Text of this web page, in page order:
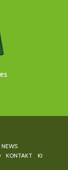
NEWS
KONTAKT KI